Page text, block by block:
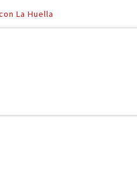
La Huella